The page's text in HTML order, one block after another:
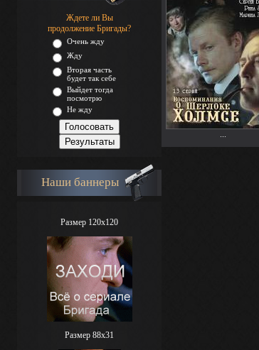
Ждете ли Вы
продолжение Бригады?
Очень жду
Жду
Вторая часть
будет так себе
Выйдет тогда
посмотрю
Не жду
Наши баннеры
Размер 120x120
Размер 88х31